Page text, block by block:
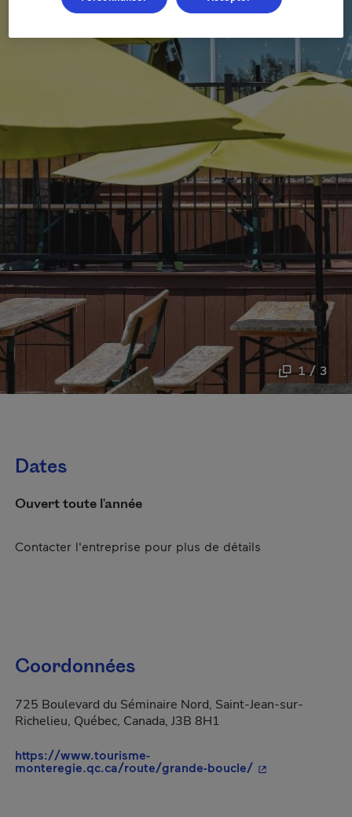
1 / 3
Dates
Ouvert toute l'année
Contacter l'entreprise pour plus de détails
Coordonnées
725 Boulevard du Séminaire Nord, Saint-Jean-sur-
Richelieu, Québec, Canada, J3B 8H1
https://www.tourisme-
monteregie.qc.ca/route/grande-boucle/- Cet hyperlien